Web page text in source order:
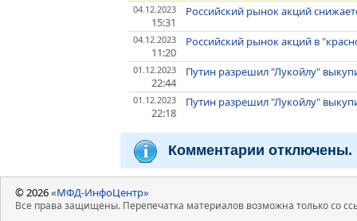
04.12.2023
15:31
Российский рынок акций
04.12.2023
11:20
Российский рынок акций в
01.12.2023
22:44
Путин разрешил "Лукойлу"
01.12.2023
22:18
Путин разрешил "Лукойлу"
Комментарии отключены.
© 2026«МФД-ИнфоЦентр»
Все права защищены. Перепечатка материалов возможна только со